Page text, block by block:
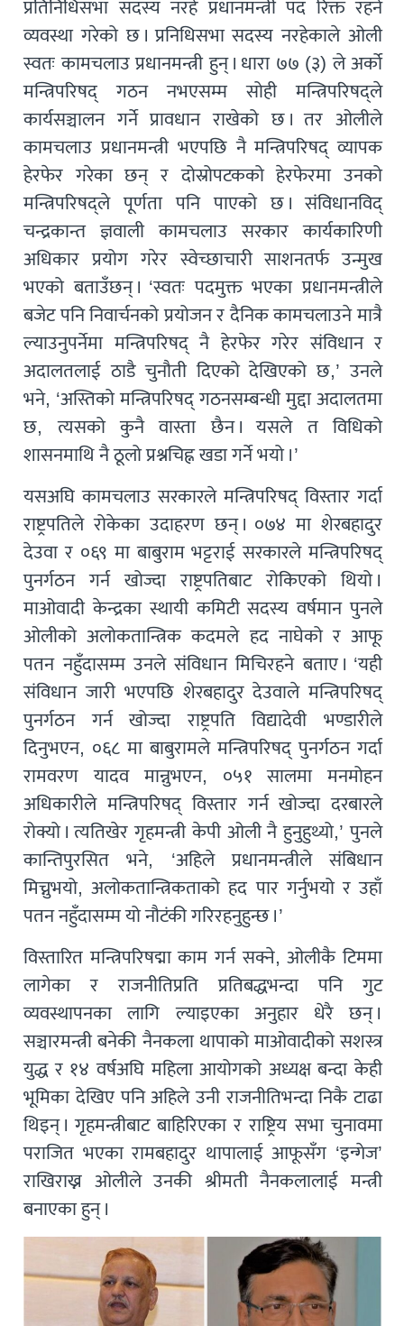
प्रतिनिधिसभा सदस्य नरहे प्रधानमन्त्री पद रिक्त रहने
व्यवस्था गरेको छ । प्रनिधिसभा सदस्य नरहेकाले ओली
स्वतः कामचलाउ प्रधानमन्त्री हुन् । धारा ७७ (३) ले अर्को
मन्त्रिपरिषद् गठन नभएसम्म सोही मन्त्रिपरिषद्ले
कार्यसञ्चालन गर्ने प्रावधान राखेको छ । तर ओलीले
कामचलाउ प्रधानमन्त्री भएपछि नै मन्त्रिपरिषद् व्यापक
हेरफेर गरेका छन् र दोस्रोपटकको हेरफेरमा उनको
मन्त्रिपरिषद्ले पूर्णता पनि पाएको छ । संविधानविद्
चन्द्रकान्त ज्ञवाली कामचलाउ सरकार कार्यकारिणी
अधिकार प्रयोग गरेर स्वेच्छाचारी साशनतर्फ उन्मुख
भएको बताउँछन् । ‘स्वतः पदमुक्त भएका प्रधानमन्त्रीले
बजेट पनि निवार्चनको प्रयोजन र दैनिक कामचलाउने मात्रै
ल्याउनुपर्नेमा मन्त्रिपरिषद् नै हेरफेर गरेर संविधान र
अदालतलाई ठाडै चुनौती दिएको देखिएको छ,’ उनले
भने, ‘अस्तिको मन्त्रिपरिषद् गठनसम्बन्धी मुद्दा अदालतमा
छ, त्यसको कुनै वास्ता छैन । यसले त विधिको
शासनमाथि नै ठूलो प्रश्नचिह्न खडा गर्ने भयो ।’
यसअघि कामचलाउ सरकारले मन्त्रिपरिषद् विस्तार गर्दा
राष्ट्रपतिले रोकेका उदाहरण छन् । ०७४ मा शेरबहादुर
देउवा र ०६९ मा बाबुराम भट्टराई सरकारले मन्त्रिपरिषद्
पुनर्गठन गर्न खोज्दा राष्ट्रपतिबाट रोकिएको थियो ।
माओवादी केन्द्रका स्थायी कमिटी सदस्य वर्षमान पुनले
ओलीको अलोकतान्त्रिक कदमले हद नाघेको र आफू
पतन नहुँदासम्म उनले संविधान मिचिरहने बताए । ‘यही
संविधान जारी भएपछि शेरबहादुर देउवाले मन्त्रिपरिषद्
पुनर्गठन गर्न खोज्दा राष्ट्रपति विद्यादेवी भण्डारीले
दिनुभएन, ०६८ मा बाबुरामले मन्त्रिपरिषद् पुनर्गठन गर्दा
रामवरण यादव मान्नुभएन, ०५१ सालमा मनमोहन
अधिकारीले मन्त्रिपरिषद् विस्तार गर्न खोज्दा दरबारले
रोक्यो । त्यतिखेर गृहमन्त्री केपी ओली नै हुनुहुथ्यो,’ पुनले
कान्तिपुरसित भने, ‘अहिले प्रधानमन्त्रीले संबिधान
मिच्नुभयो, अलोकतान्त्रिकताको हद पार गर्नुभयो र उहाँ
पतन नहुँदासम्म यो नौटंकी गरिरहनुहुन्छ ।’
विस्तारित मन्त्रिपरिषद्मा काम गर्न सक्ने, ओलीकै टिममा
लागेका र राजनीतिप्रति प्रतिबद्धभन्दा पनि गुट
व्यवस्थापनका लागि ल्याइएका अनुहार धेरै छन् ।
सञ्चारमन्त्री बनेकी नैनकला थापाको माओवादीको सशस्त्र
युद्ध र १४ वर्षअघि महिला आयोगको अध्यक्ष बन्दा केही
भूमिका देखिए पनि अहिले उनी राजनीतिभन्दा निकै टाढा
थिइन् । गृहमन्त्रीबाट बाहिरिएका र राष्ट्रिय सभा चुनावमा
पराजित भएका रामबहादुर थापालाई आफूसँग ‘इन्गेज’
राखिराख्न ओलीले उनकी श्रीमती नैनकलालाई मन्त्री
बनाएका हुन् ।